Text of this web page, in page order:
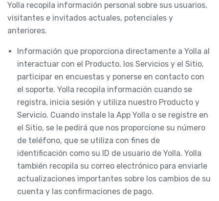
Yolla recopila información personal sobre sus usuarios,
visitantes e invitados actuales, potenciales y
anteriores.
Información que proporciona directamente a Yolla al
interactuar con el Producto, los Servicios y el Sitio,
participar en encuestas y ponerse en contacto con
el soporte. Yolla recopila información cuando se
registra, inicia sesión y utiliza nuestro Producto y
Servicio. Cuando instale la App Yolla o se registre en
el Sitio, se le pedirá que nos proporcione su número
de teléfono, que se utiliza con fines de
identificación como su ID de usuario de Yolla. Yolla
también recopila su correo electrónico para enviarle
actualizaciones importantes sobre los cambios de su
cuenta y las confirmaciones de pago.